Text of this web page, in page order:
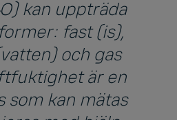
O) kan uppträda
fast (is),
och gas
är en
som kan mätas